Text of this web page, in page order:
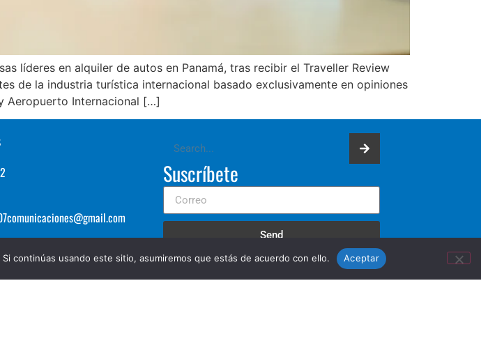
líderes en alquiler de autos en Panamá, tras recibir el Traveller Review
de la industria turística internacional basado exclusivamente en opiniones
Aeropuerto Internacional […]
Suscríbete
Send
continúas usando este sitio, asumiremos que estás de acuerdo con ello. Aceptar